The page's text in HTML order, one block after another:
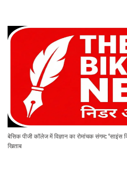
बेसिक पीजी कॉलेज में विज्ञान का रोमांचक संगम: ‘साइंस
खिताब